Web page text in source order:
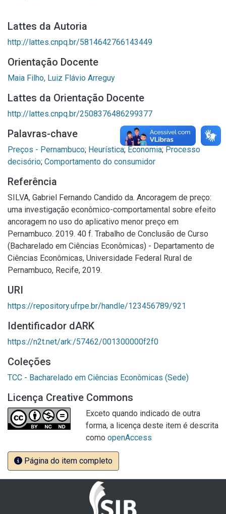
Lattes da Autoria
http://lattes.cnpq.br/5814642766143449
Orientação Docente
Maia Filho, Luiz Flávio Arreguy
Lattes da Orientação Docente
http://lattes.cnpq.br/2508376486299377
Palavras-chave
Preços - Pernambuco; Heurística; Economia; Processo
decisório; Comportamento do consumidor
Referência
SILVA, Gabriel Fernando Candido da. Ancoragem de preço:
uma investigação econômico-comportamental sobre efeito
ancoragem no uso do aplicativo menor preço em
Pernambuco. 2019. 40 f. Trabalho de Conclusão de Curso
(Bacharelado em Ciências Econômicas) - Departamento de
Ciências Econômicas, Universidade Federal Rural de
Pernambuco, Recife, 2019.
URI
https://repository.ufrpe.br/handle/123456789/921
Identificador dARK
https://n2t.net/ark:/57462/001300000f2f0
Coleções
TCC - Bacharelado em Ciências Econômicas (Sede)
Licença Creative Commons
Exceto quando indicado de outra
forma, a licença deste item é descrita
como openAccess
Página do item completo